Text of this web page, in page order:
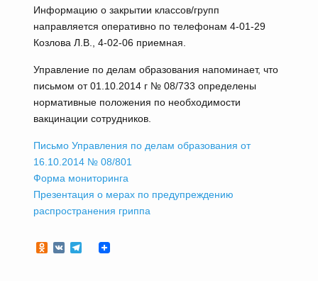
Информацию о закрытии классов/групп
направляется оперативно по телефонам 4-01-29
Козлова Л.В., 4-02-06 приемная.
Управление по делам образования напоминает, что
письмом от 01.10.2014 г № 08/733 определены
нормативные положения по необходимости
вакцинации сотрудников.
Письмо Управления по делам образования от
16.10.2014 № 08/801
Форма мониторинга
Презентация о мерах по предупреждению
распространения гриппа
Odnoklassniki
VKTelegram